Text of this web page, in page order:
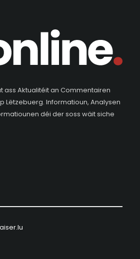
ass Aktualitéit an Commentairen
Lëtzebuerg. Informatioun, Analysen
déi der soss wäit siche